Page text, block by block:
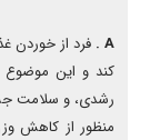
A . فرد از خوردن
کند و این
رشدی، و سلامت
منظور از کاهش